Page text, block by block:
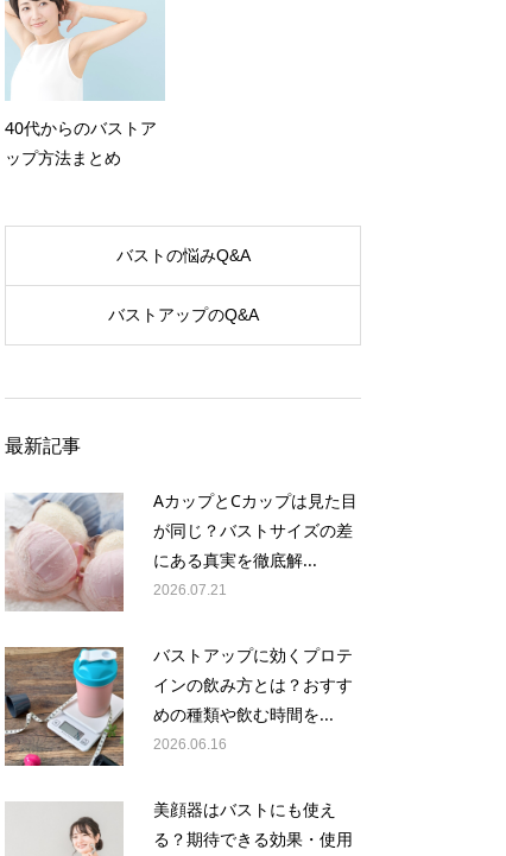
40代からのバストア
ップ方法まとめ
バストの悩みQ&A
バストアップのQ&A
最新記事
AカップとCカップは見た目
が同じ？バストサイズの差
にある真実を徹底解...
2026.07.21
バストアップに効くプロテ
インの飲み方とは？おすす
めの種類や飲む時間を...
2026.06.16
美顔器はバストにも使え
る？期待できる効果・使用